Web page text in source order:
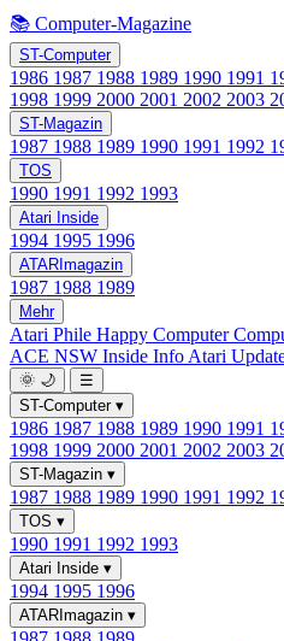
📚 Computer-Magazine
ST-Computer
1986 1987 1988 1989 1990 1991
1998 1999 2000 2001 2002 2003
ST-Magazin
1987 1988 1989 1990 1991 1992
TOS
1990 1991 1992 1993
Atari Inside
1994 1995 1996
ATARImagazin
1987 1988 1989
Mehr
Atari Phile Happy Computer
ACE NSW Inside Info Atari
🌞 🌙
☰
ST-Computer ▾
1986 1987 1988 1989 1990 1991
1998 1999 2000 2001 2002 2003
ST-Magazin ▾
1987 1988 1989 1990 1991 1992
TOS ▾
1990 1991 1992 1993
Atari Inside ▾
1994 1995 1996
ATARImagazin ▾